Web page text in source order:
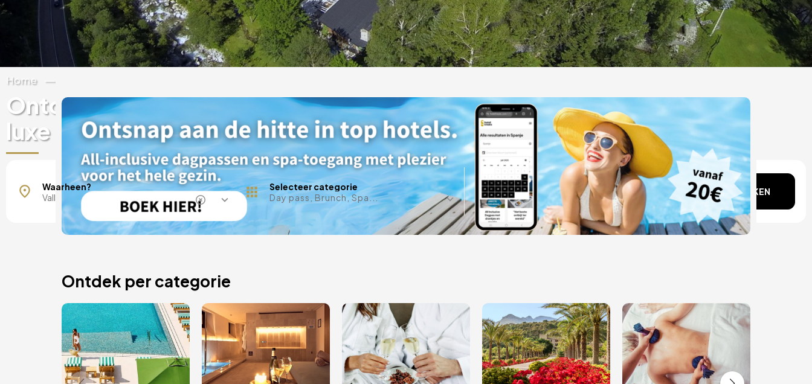
Home
Ontdek unieke ervaringen in
luxe hotels in Vall de Boí
Waarheen?
Selecteer categorie
Day pass, Brunch, Spa...
Datum in gedachten?
ZOEKEN
Ontdek per categorie